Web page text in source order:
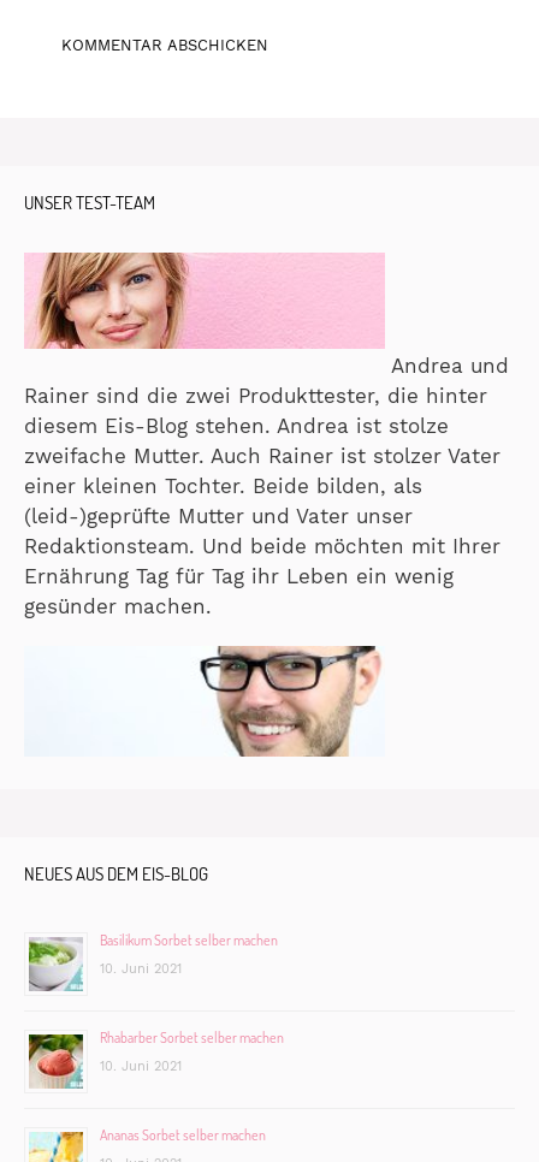
UNSER TEST-TEAM
Andrea und
Rainer sind die zwei Produkttester, die hinter
diesem Eis-Blog stehen. Andrea ist stolze
zweifache Mutter. Auch Rainer ist stolzer Vater
einer kleinen Tochter. Beide bilden, als
(leid-)geprüfte Mutter und Vater unser
Redaktionsteam. Und beide möchten mit Ihrer
Ernährung Tag für Tag ihr Leben ein wenig
gesünder machen.
NEUES AUS DEM EIS-BLOG
Basilikum Sorbet selber machen
10. Juni 2021
Rhabarber Sorbet selber machen
10. Juni 2021
Ananas Sorbet selber machen